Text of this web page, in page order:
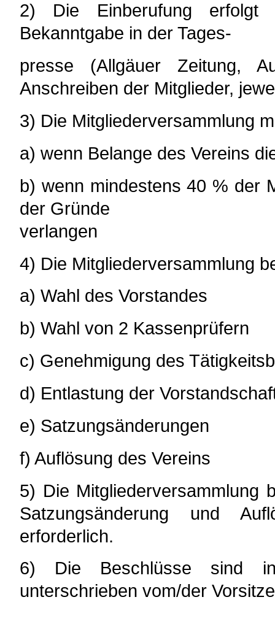
2) Die Einberufung
Bekanntgabe in der Tages-
presse (Allgäuer Zeitung,
Anschreiben der Mitglieder,
3) Die Mitgliederversammlung
a) wenn Belange des Vereins
b) wenn mindestens 40 % der
der Gründe
verlangen
4) Die Mitgliederversammlung
a) Wahl des Vorstandes
b) Wahl von 2 Kassenprüfern
c) Genehmigung des
d) Entlastung der
e) Satzungsänderungen
f) Auflösung des Vereins
5) Die Mitgliederversammlung
Satzungsänderung und
erforderlich.
6) Die Beschlüsse sind in
unterschrieben vom/der